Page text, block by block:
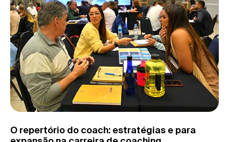
O repertório do coach: estratégias e para